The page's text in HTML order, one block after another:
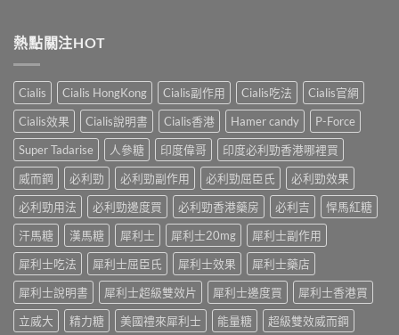
實
證
你
真
相，
備
孕
男
必
讀〉
中
位
真
實
體
驗
＋
醫
真
相
大
開〉
中
效
法
與
印
度
Levifil-
20〉
凍
用
與
副
作
用：
果
凍
嘅
速
效
術
要
打
折
讀〉
熱點關注HOT
Cialis Cialis HongKong Cialis副作用 Cialis吃法
Cialis官網
Cialis效果
Cialis說明書 Cialis香港 Hamer candy
P-Force
Super Tadarise
人參糖 印度偉哥
印度必利勁香港哪裡買
威而鋼
必利勁 必利勁副作用 必利勁屈臣氏
必利勁效果
必利勁用法
必利勁邊度買 必利勁香港藥房 必利吉
悍馬紅糖
汗馬糖
漢馬糖 犀利士 犀利士20mg
犀利士副作用
犀利士吃法
犀利士屈臣氏 犀利士效果
犀利士藥店
犀利士說明書
犀利士超級雙效片 犀利士邊度買
犀利士香港買
立威大
精力糖 美國禮來犀利士 能量糖 超級雙效威而鋼